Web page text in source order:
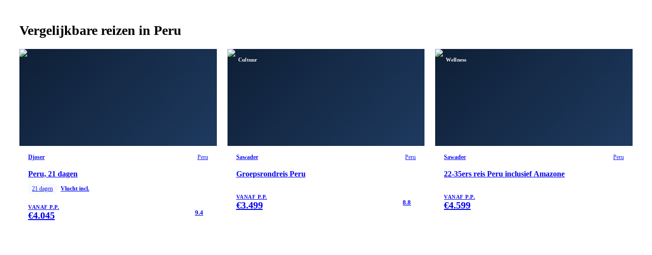
Vergelijkbare reizen in Peru
Djoser Peru
Peru, 21 dagen
21 dagen Vlucht incl.
VANAF P.P.
€4.045 9.4
Cultuur
Sawadee Peru
Groepsrondreis Peru
VANAF P.P.
€3.499 8.8
Wellness
Sawadee Peru
22-35ers reis Peru inclusief Amazone
VANAF P.P.
€4.599